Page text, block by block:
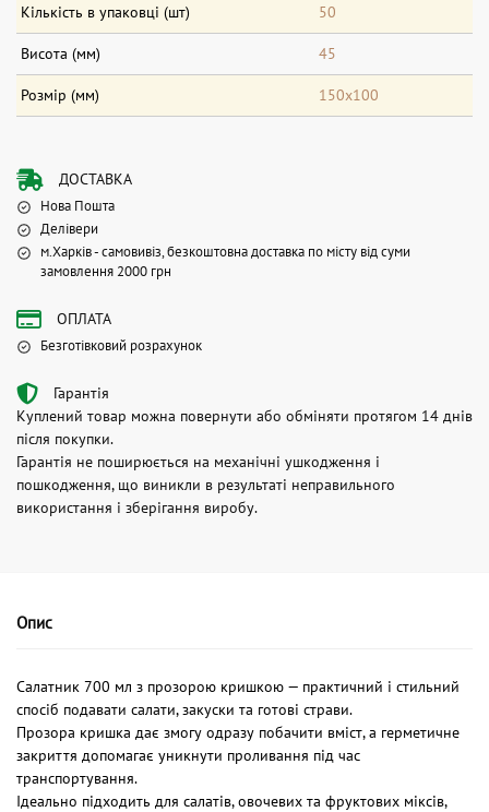
Кількість в упаковці (шт) 50
Висота (мм) 45
Розмір (мм) 150х100
ДОСТАВКА
Нова Пошта
Делівери
м.Харків - самовивіз, безкоштовна доставка по місту від суми
замовлення 2000 грн
ОПЛАТА
Безготівковий розрахунок
Гарантія
Куплений товар можна повернути або обміняти протягом 14 днів
після покупки.
Гарантія не поширюється на механічні ушкодження і
пошкодження, що виникли в результаті неправильного
використання і зберігання виробу.
Опис
Салатник 700 мл з прозорою кришкою — практичний і стильний
спосіб подавати салати, закуски та готові страви.
Прозора кришка дає змогу одразу побачити вміст, а герметичне
закриття допомагає уникнути проливання під час
транспортування.
Ідеально підходить для салатів, овочевих та фруктових міксів,